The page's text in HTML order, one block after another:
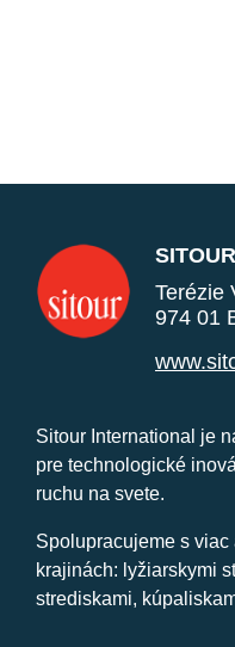
Terézie
974 01
Sitour International je
pre technologické
ruchu na svete.
Spolupracujeme s
krajinách: lyžiarskymi
strediskami,